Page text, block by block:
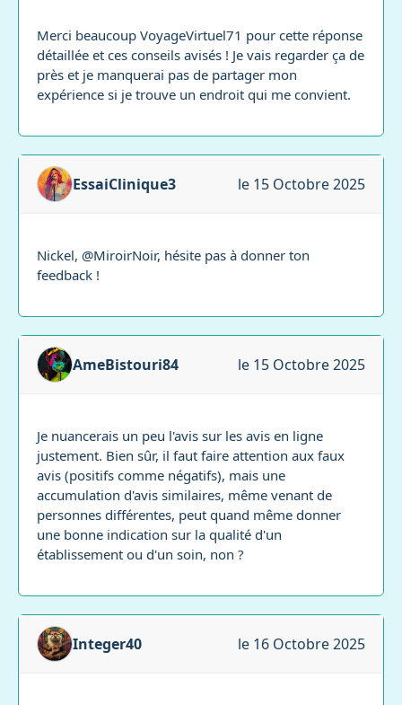
Merci beaucoup VoyageVirtuel71 pour cette réponse
détaillée et ces conseils avisés ! Je vais regarder ça de
près et je manquerai pas de partager mon
expérience si je trouve un endroit qui me convient.
EssaiClinique3 le 15 Octobre 2025
Nickel, @MiroirNoir, hésite pas à donner ton
feedback !
AmeBistouri84 le 15 Octobre 2025
Je nuancerais un peu l'avis sur les avis en ligne
justement. Bien sûr, il faut faire attention aux faux
avis (positifs comme négatifs), mais une
accumulation d'avis similaires, même venant de
personnes différentes, peut quand même donner
une bonne indication sur la qualité d'un
établissement ou d'un soin, non ?
Integer40 le 16 Octobre 2025